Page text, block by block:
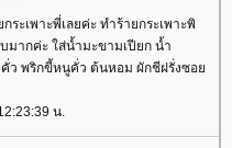
ะเพาะพี่เลยค่ะ ทำร้ายกระเพาะพิ
มากค่ะ ใส่น้ำมะขามเปียก น้ำ
ว พริกขี้หนูคั่ว ต้นหอม ผักชีฝรั่งซอ
น.